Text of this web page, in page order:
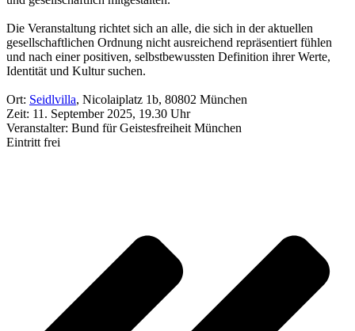
Die Veranstaltung richtet sich an alle, die sich in der aktuellen
gesellschaftlichen Ordnung nicht ausreichend repräsentiert fühlen
und nach einer positiven, selbstbewussten Definition ihrer Werte,
Identität und Kultur suchen.
Ort: Seidlvilla, Nicolaiplatz 1b, 80802 München
Zeit: 11. September 2025, 19.30 Uhr
Veranstalter: Bund für Geistesfreiheit München
Eintritt frei